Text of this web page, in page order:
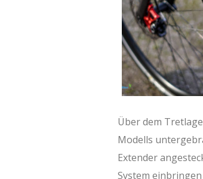
Über dem
Modells
Extender
System